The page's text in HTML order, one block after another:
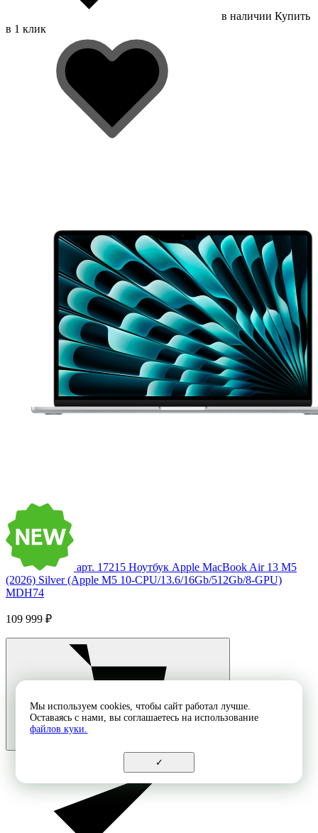
в наличии Купить
в 1 клик
арт. 17215 Ноутбук Apple MacBook Air 13 M5
(2026) Silver (Apple M5 10-CPU/13.6/16Gb/512Gb/8-GPU)
MDH74
109 999 ₽
Мы используем cookies, чтобы сайт работал лучше.
Оставаясь с нами, вы соглашаетесь на использование
файлов куки.
✓